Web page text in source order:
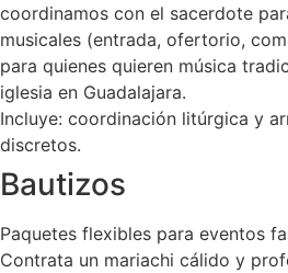
coordinamos con el sacerdote
musicales (entrada, ofertorio,
para quienes quieren música
iglesia en Guadalajara.
Incluye: coordinación litúrgica y
discretos.
Bautizos
Paquetes flexibles para eventos
Contrata un mariachi cálido y